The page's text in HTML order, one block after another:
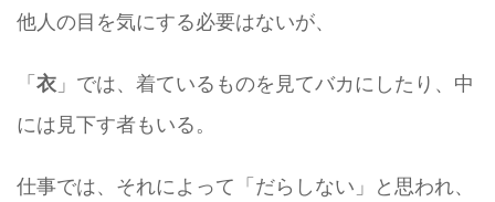
他人の目を気にする必要はないが、
「衣 」では、着ているものを見てバカにしたり、中
には見下す者もいる。
仕事では、それによって「だらしない」と思われ、